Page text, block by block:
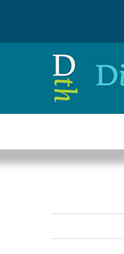
inhoud